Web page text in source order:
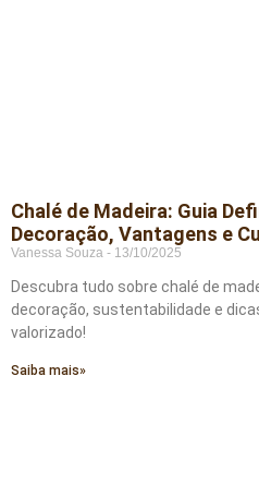
Chalé de Madeira: Guia
Decoração, Vantagens e
Vanessa Souza 13/10/2025
Descubra tudo sobre chalé de
decoração, sustentabilidade e
valorizado!
Saiba mais»